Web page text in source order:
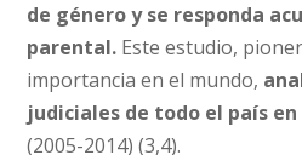
de género y se responda
parental. Este estudio,
importancia en el mundo,
judiciales de todo el país
(2005-2014) (3,4).